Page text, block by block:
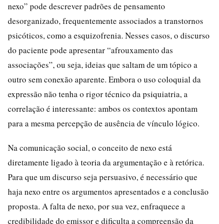
nexo” pode descrever padrões de pensamento
desorganizado, frequentemente associados a transtornos
psicóticos, como a esquizofrenia. Nesses casos, o discurso
do paciente pode apresentar “afrouxamento das
associações”, ou seja, ideias que saltam de um tópico a
outro sem conexão aparente. Embora o uso coloquial da
expressão não tenha o rigor técnico da psiquiatria, a
correlação é interessante: ambos os contextos apontam
para a mesma percepção de ausência de vínculo lógico.
Na comunicação social, o conceito de nexo está
diretamente ligado à teoria da argumentação e à retórica.
Para que um discurso seja persuasivo, é necessário que
haja nexo entre os argumentos apresentados e a conclusão
proposta. A falta de nexo, por sua vez, enfraquece a
credibilidade do emissor e dificulta a compreensão da